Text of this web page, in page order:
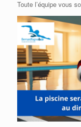
Toute l’équipe vous